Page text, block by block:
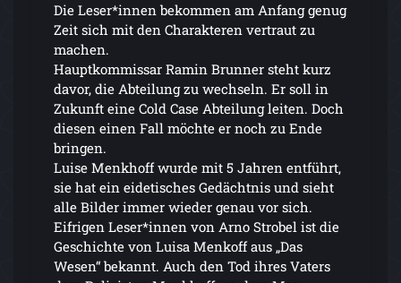
Die Leser*innen bekommen am Anfang genug
Zeit sich mit den Charakteren vertraut zu
machen.
Hauptkommissar Ramin Brunner steht kurz
davor, die Abteilung zu wechseln. Er soll in
Zukunft eine Cold Case Abteilung leiten. Doch
diesen einen Fall möchte er noch zu Ende
bringen.
Luise Menkhoff wurde mit 5 Jahren entführt,
sie hat ein eidetisches Gedächtnis und sieht
alle Bilder immer wieder genau vor sich.
Eifrigen Leser*innen von Arno Strobel ist die
Geschichte von Luisa Menkoff aus „Das
Wesen“ bekannt. Auch den Tod ihres Vaters